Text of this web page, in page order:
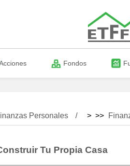
Fondos
Personales > >>
Tu Propia Casa